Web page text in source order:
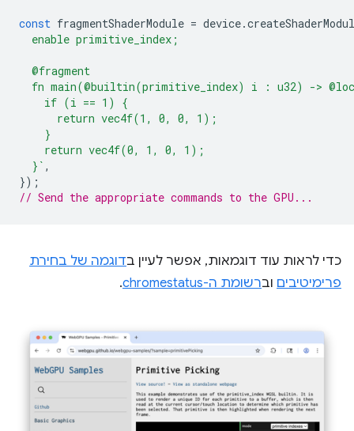
const fragmentShaderModule = device.
  enable primitive_index;
  @fragment
fn main(@builtin(primitive_index) i : u32) ->
    if (i == 1) {
      return vec4f(1, 0, 0, 1);
    }
    return vec4f(0, 1, 0, 1);
  }`
,
});
// Send the appropriate commands to the GPU...
כדי לראות עוד דוגמאות, אפשר לעיין בדוגמה של בחירת
פרימיטיבים וברשומת ה-chromestatus .